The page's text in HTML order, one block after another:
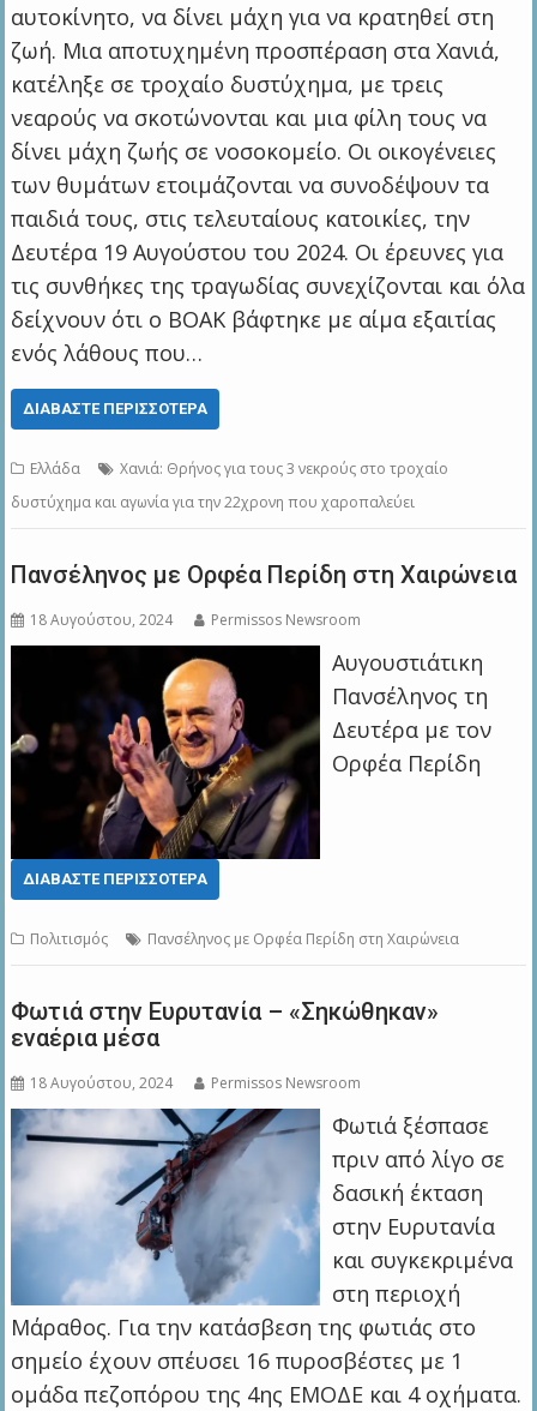
αυτοκίνητο, να δίνει μάχη για να κρατηθεί στη
ζωή. Μια αποτυχημένη προσπέραση στα Χανιά,
κατέληξε σε τροχαίο δυστύχημα, με τρεις
νεαρούς να σκοτώνονται και μια φίλη τους να
δίνει μάχη ζωής σε νοσοκομείο. Οι οικογένειες
των θυμάτων ετοιμάζονται να συνοδέψουν τα
παιδιά τους, στις τελευταίους κατοικίες, την
Δευτέρα 19 Αυγούστου του 2024. Οι έρευνες για
τις συνθήκες της τραγωδίας συνεχίζονται και όλα
δείχνουν ότι ο ΒΟΑΚ βάφτηκε με αίμα εξαιτίας
ενός λάθους που…
ΔΙΑΒΆΣΤΕ ΠΕΡΙΣΣΌΤΕΡΑ
Ελλάδα
Χανιά: Θρήνος για τους 3 νεκρούς στο τροχαίο
δυστύχημα και αγωνία για την 22χρονη που χαροπαλεύει
Πανσέληνος με Ορφέα Περίδη στη Χαιρώνεια
18 Αυγούστου, 2024 Permissos Newsroom
Αυγουστιάτικη
Πανσέληνος τη
Δευτέρα με τον
Ορφέα Περίδη
ΔΙΑΒΆΣΤΕ ΠΕΡΙΣΣΌΤΕΡΑ
Πολιτισμός Πανσέληνος με Ορφέα Περίδη στη Χαιρώνεια
Φωτιά στην Ευρυτανία – «Σηκώθηκαν»
εναέρια μέσα
18 Αυγούστου, 2024 Permissos Newsroom
Φωτιά ξέσπασε
πριν από λίγο σε
δασική έκταση
στην Ευρυτανία
και συγκεκριμένα
στη περιοχή
Μάραθος. Για την κατάσβεση της φωτιάς στο
σημείο έχουν σπέυσει 16 πυροσβέστες με 1
ομάδα πεζοπόρου της 4ης ΕΜΟΔΕ και 4 οχήματα.